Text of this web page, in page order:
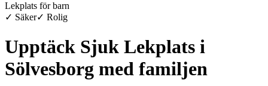
Lekplats för barn
✓ Säker✓ Rolig
Upptäck Sjuk Lekplats i
Sölvesborg med familjen